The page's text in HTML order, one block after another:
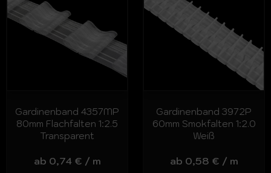
Gardinenband 4357MP
80mm Flachfalten 1:2.5
Transparent
ab 0,74 € / m
Gardinenband 3972P
60mm Smokfalten 1:2.0
Weiß
ab 0,58 € / m